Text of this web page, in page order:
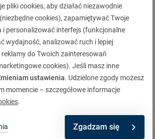
zimowymi i letnimi na rynku można
opony uniwersalne, zwane inaczej
Można na nich jeździć przez
uniwersalne nie twardnieją zimą
Z kolei latem szybciej się
oponami uniwersalnymi mogą
osoby, które jeżdżą bardzo mało, w
unikając jazdy w trudnych
pliki cookies, aby działać niezawodnie
cookies), zapamiętywać Twoje
i personalizować interfejs (funkcjonalne
wydajność, analizować ruch i lepiej
do Twoich zainteresowań
cookies). Jeśli masz inne
ustawienia. Udzielone zgody możesz
momencie – szczegółowe informacje
.
Zgadzam się